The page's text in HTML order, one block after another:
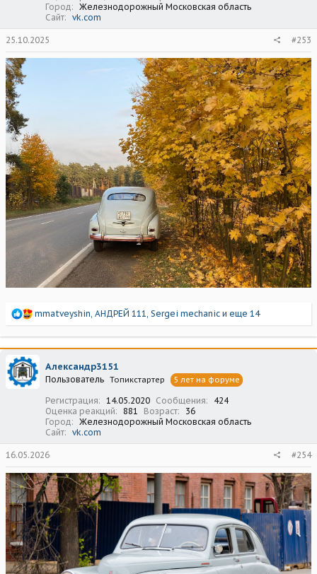
Город
Железнодорожный Московская область
Сайт
vk.com
25.10.2025 #253
Р
а
к
и
и
mmatveyshin АНДРЕЙ 111 Sergei mechanic и еще 14
Александр3151
Пользователь Топикстартер 5 лет на форуме
Регистрация 14.05.2020 Сообщения
424
Оценка реакций
881 Возраст
36
Город
Железнодорожный Московская область
Сайт
vk.com
16.05.2026 #254